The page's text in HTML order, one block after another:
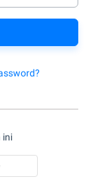
ini